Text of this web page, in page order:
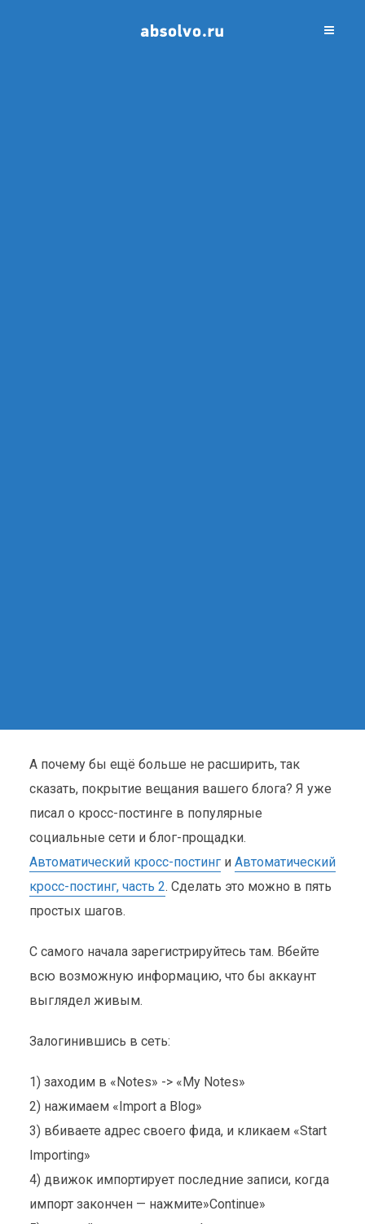
ИМПОРТИРУЕМ СВОЙ
БЛОГ В СОЦИАЛЬНУЮ
Социальная сеть
16 мая 2008
А почему бы ещё больше не расширить, так
сказать, покрытие вещания вашего блога? Я уже
писал о кросс-постинге в популярные
социальные сети и блог-прощадки.
Автоматический кросс-постинги Автоматический
кросс-постинг, часть 2. Сделать это можно в пять
простых шагов.
С самого начала зарегистрируйтесь там. Вбейте
всю возможную информацию, что бы аккаунт
выглядел живым.
Залогинившись в сеть:
1) заходим в «Notes» -> «My Notes»
2) нажимаем «Import a Blog»
3) вбиваете адрес своего фида, и кликаем «Start
Importing»
4) движок импортирует последние записи, когда
импорт закончен — нажмите»Continue»